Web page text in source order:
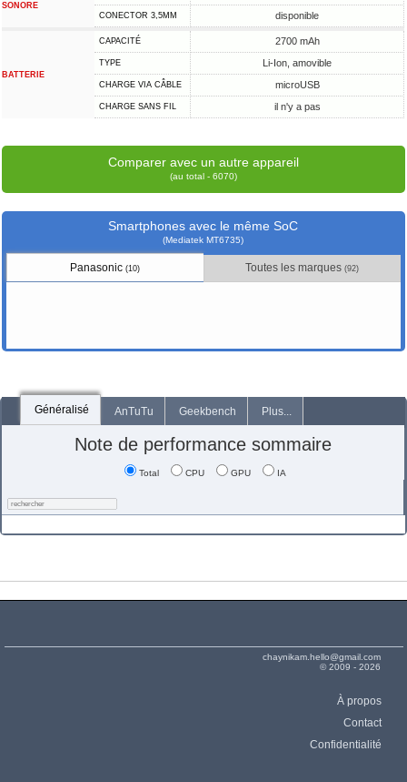
SONORE
CONECTOR 3,5MM disponible
BATTERIE
CAPACITÉ 2700 mAh
TYPE Li-Ion, amovible
CHARGE VIA CÂBLE microUSB
CHARGE SANS FIL il n'y a pas
Comparer avec un autre appareil
(au total - 6070)
Smartphones avec le même SoC
(Mediatek MT6735)
Panasonic(10) Toutes les marques(92)
Généralisé AnTuTu Geekbench Plus...
Note de performance sommaire
Total CPU GPU IA
chaynikam.hello@gmail.com
© 2009 - 2026
À propos
Contact
Confidentialité